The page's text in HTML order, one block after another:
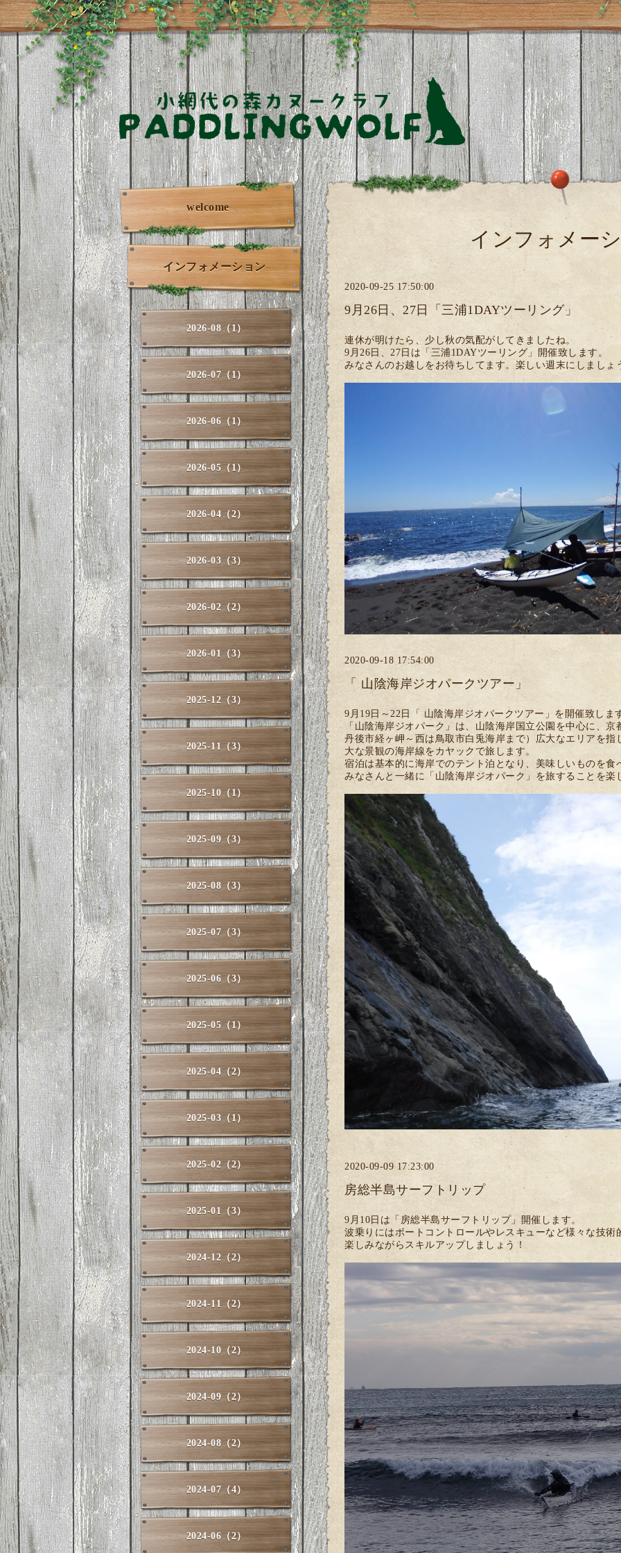
インフォメー
2020-09-25 17:50:00
9月26日、27日「三浦1DAYツーリング」
連休が明けたら、少し秋の気配がしてきましたね。
9月26日、27日は「三浦1DAYツーリング」開催致します。
みなさんのお越しをお待ちしてます。楽しい週末にしましょ
2020-09-18 17:54:00
「 山陰海岸ジオパークツアー」
9月19日～22日「 山陰海岸ジオパークツアー」を開催致しま
「山陰海岸ジオパーク」は、山陰海岸国立公園を中心に、
丹後市経ヶ岬～西は鳥取市白兎海岸まで）広大なエリアを
大な景観の海岸線をカヤックで旅します。
宿泊は基本的に海岸でのテント泊となり、美味しいものを
みなさんと一緒に「山陰海岸ジオパーク」を旅することを楽
2020-09-09 17:23:00
房総半島サーフトリップ
9月10日は「房総半島サーフトリップ」開催します。
波乗りにはボートコントロールやレスキューなど様々な技術
楽しみながらスキルアップしましょう！
welcome
インフォメーション
2026-08（1）
2026-07（1）
2026-06（1）
2026-05（1）
2026-04（2）
2026-03（3）
2026-02（2）
2026-01（3）
2025-12（3）
2025-11（3）
2025-10（1）
2025-09（3）
2025-08（3）
2025-07（3）
2025-06（3）
2025-05（1）
2025-04（2）
2025-03（1）
2025-02（2）
2025-01（3）
2024-12（2）
2024-11（2）
2024-10（2）
2024-09（2）
2024-08（2）
2024-07（4）
2024-06（2）